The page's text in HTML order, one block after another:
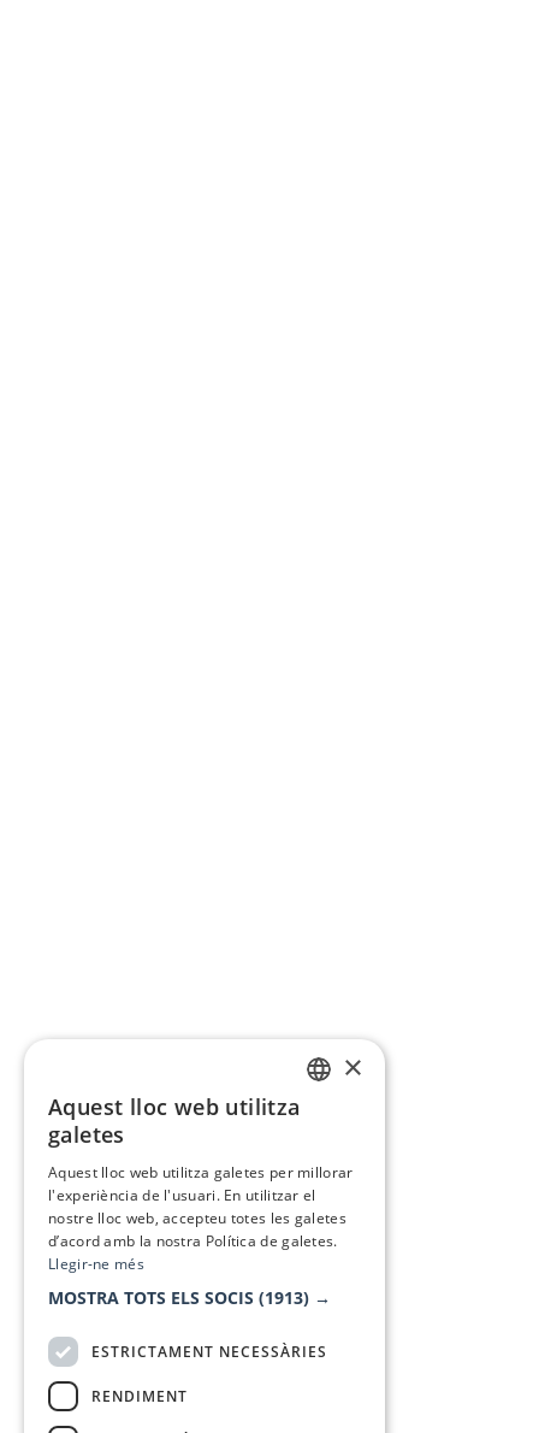
×
Aquest lloc web utilitza
galetes
Aquest lloc web utilitza galetes per millorar
l'experiència de l'usuari. En utilitzar el
nostre lloc web, accepteu totes les galetes
d’acord amb la nostra Política de galetes.
Llegir-ne més
MOSTRA TOTS ELS SOCIS (1913) →
ESTRICTAMENT NECESSÀRIES
RENDIMENT